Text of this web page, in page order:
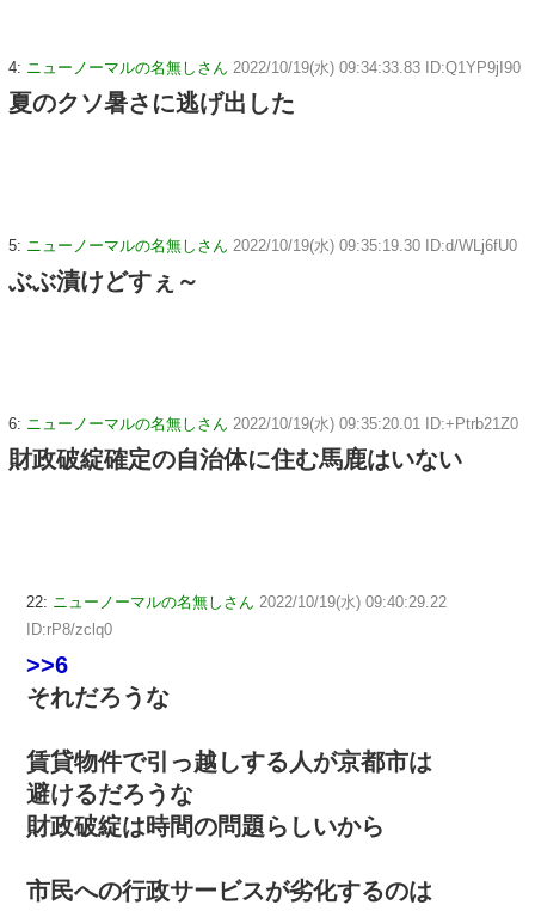
4: ニューノーマルの名無しさん 2022/10/19(水) 09:34:33.83 ID:Q1YP9jI90
夏のクソ暑さに逃げ出した
5: ニューノーマルの名無しさん 2022/10/19(水) 09:35:19.30 ID:d/WLj6fU0
ぶぶ漬けどすぇ～
6: ニューノーマルの名無しさん 2022/10/19(水) 09:35:20.01 ID:+Ptrb21Z0
財政破綻確定の自治体に住む馬鹿はいない
22: ニューノーマルの名無しさん 2022/10/19(水) 09:40:29.22
ID:rP8/zclq0
>>6
それだろうな
賃貸物件で引っ越しする人が京都市は
避けるだろうな
財政破綻は時間の問題らしいから
市民への行政サービスが劣化するのは